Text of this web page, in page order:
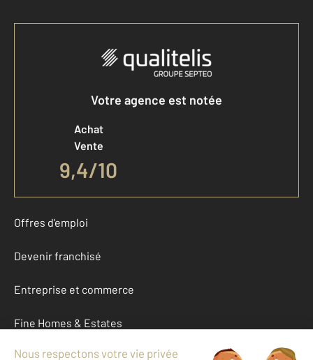
Votre agence est notée
Achat
Vente
9,4/10
Offres d'emploi
Devenir franchisé
Entreprise et commerce
Fine Homes & Estates
À propos